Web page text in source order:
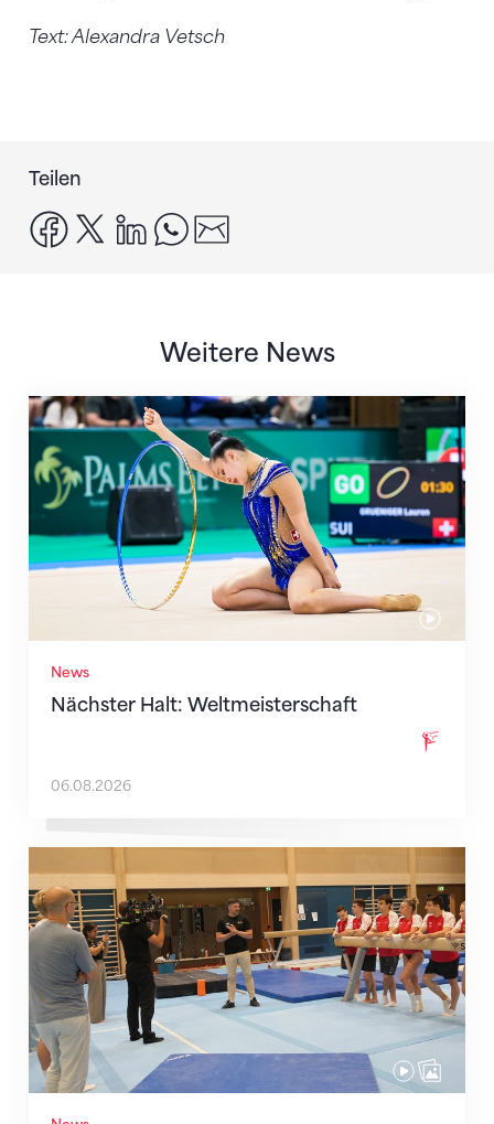
Text: Alexandra Vetsch
Teilen
facebook
x linkedinwhatsapp
Weitere News
News
Nächster Halt: Weltmeisterschaft
Nächster Halt: Weltmeisterschaft
06.08.2026
Mit klaren Zielen nach Zagreb